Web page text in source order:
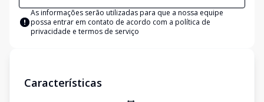
As informações serão utilizadas para que a nossa equipe
possa entrar em contato de acordo com a política de
privacidade e termos de serviço
Características